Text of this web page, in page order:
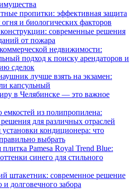
пропитки: эффективная защита
и биологических факторов
современные решения
от пожара
недвижимости:
подход к поиску арендаторов и
сделок
лучше взять на экзамен:
капсульный
в Челябинске — это важное
емкостей из полипропилена:
для различных отраслей
кондиционера: что
выбрать
плитка Pamesa Royal Trend Blue:
синего для стильного
штакетник: современное решение
и долговечного забора